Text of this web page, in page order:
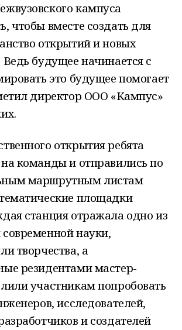
кампуса
чтобы вместе создать для
открытий и новых
будущее начинается с
это будущее помогает
директор ООО «Кампус»
открытия ребята
команды и отправились по
маршрутным листам
площадки
станция отражала одно из
науки,
творчества, а
резидентами мастер-
участникам попробовать
исследователей,
и создателей